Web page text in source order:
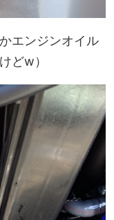
エンジンオイル
どw）